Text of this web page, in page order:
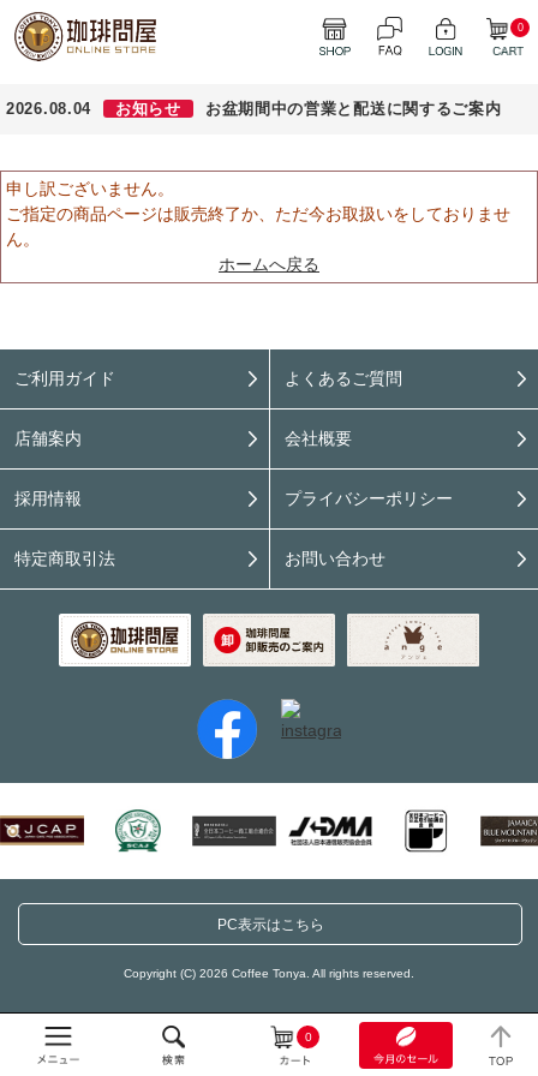
0
0
2026.08.04 お知らせ お盆期間中の営業と配送に関するご案内
申し訳ございません。
ご指定の商品ページは販売終了か、ただ今お取扱いをしておりませ
ん。
ホームへ戻る
ご利用ガイド よくあるご質問
店舗案内 会社概要
採用情報 プライバシーポリシー
特定商取引法 お問い合わせ
PC表示はこちら
Copyright (C) 2026 Coffee Tonya. All rights reserved.